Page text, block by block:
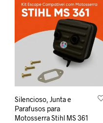
Silencioso, Junta e
Parafusos para
Motosserra Stihl MS 361